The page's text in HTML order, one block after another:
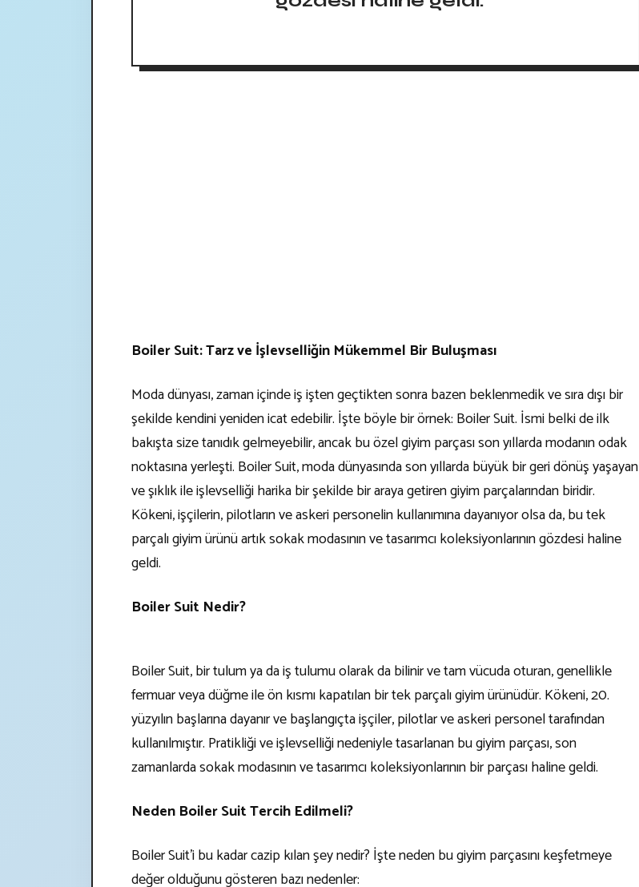
Boiler Suit: Tarz ve İşlevselliğin Mükemmel Bir Buluşması
Moda dünyası, zaman içinde iş işten geçtikten sonra bazen beklenmedik ve sıra dışı bir
şekilde kendini yeniden icat edebilir. İşte böyle bir örnek: Boiler Suit. İsmi belki de ilk
bakışta size tanıdık gelmeyebilir, ancak bu özel giyim parçası son yıllarda modanın odak
noktasına yerleşti. Boiler Suit, moda dünyasında son yıllarda büyük bir geri dönüş yaşayan
ve şıklık ile işlevselliği harika bir şekilde bir araya getiren giyim parçalarından biridir.
Kökeni, işçilerin, pilotların ve askeri personelin kullanımına dayanıyor olsa da, bu tek
parçalı giyim ürünü artık sokak modasının ve tasarımcı koleksiyonlarının gözdesi haline
geldi.
Boiler Suit Nedir?
Boiler Suit, bir tulum ya da iş tulumu olarak da bilinir ve tam vücuda oturan, genellikle
fermuar veya düğme ile ön kısmı kapatılan bir tek parçalı giyim ürünüdür. Kökeni, 20.
yüzyılın başlarına dayanır ve başlangıçta işçiler, pilotlar ve askeri personel tarafından
kullanılmıştır. Pratikliği ve işlevselliği nedeniyle tasarlanan bu giyim parçası, son
zamanlarda sokak modasının ve tasarımcı koleksiyonlarının bir parçası haline geldi.
Neden Boiler Suit Tercih Edilmeli?
Boiler Suit'i bu kadar cazip kılan şey nedir? İşte neden bu giyim parçasını keşfetmeye
değer olduğunu gösteren bazı nedenler: